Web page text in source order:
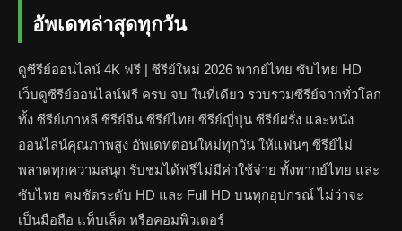
อัพเดทล่าสุดทุกวัน
ดูซีรีย์ออนไลน์ 4K ฟรี | ซีรีย์ใหม่ 2026 พากย์ไทย ซับไทย HD
เว็บดูซีรีย์ออนไลน์ฟรี ครบ จบ ในที่เดียว รวบรวมซีรีย์จากทั่วโลก
ทั้ง ซีรีย์เกาหลี ซีรีย์จีน ซีรีย์ไทย ซีรีย์ญี่ปุ่น ซีรีย์ฝรั่ง และหนัง
ออนไลน์คุณภาพสูง อัพเดทตอนใหม่ทุกวัน ให้แฟนๆ ซีรีย์ไม่
พลาดทุกความสนุก รับชมได้ฟรีไม่มีค่าใช้จ่าย ทั้งพากย์ไทย และ
ซับไทย คมชัดระดับ HD และ Full HD บนทุกอุปกรณ์ ไม่ว่าจะ
เป็นมือถือ แท็บเล็ต หรือคอมพิวเตอร์